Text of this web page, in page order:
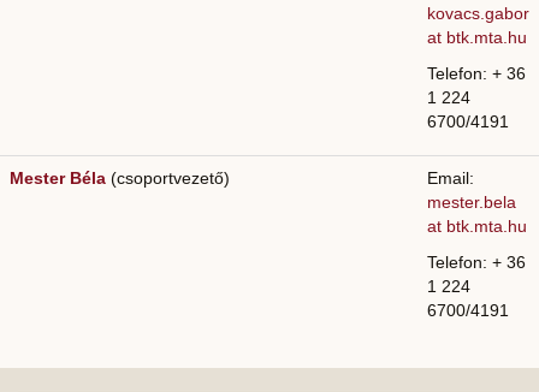
kovacs.gabor
at btk.mta.hu
Telefon: + 36
1 224
6700/4191
Mester Béla (csoportvezető)
Email:
mester.bela
at btk.mta.hu
Telefon: + 36
1 224
6700/4191